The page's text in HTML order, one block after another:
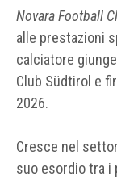
Novara Football
alle prestazioni
calciatore
Club Südtirol e
2026.
Cresce nel
suo esordio tra i